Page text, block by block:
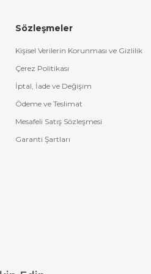
Sözleşmeler
Kişisel Verilerin Korunması ve Gizlilik
Çerez Politikası
İptal, İade ve Değişim
Ödeme ve Teslimat
Mesafeli Satış Sözleşmesi
Garanti Şartları